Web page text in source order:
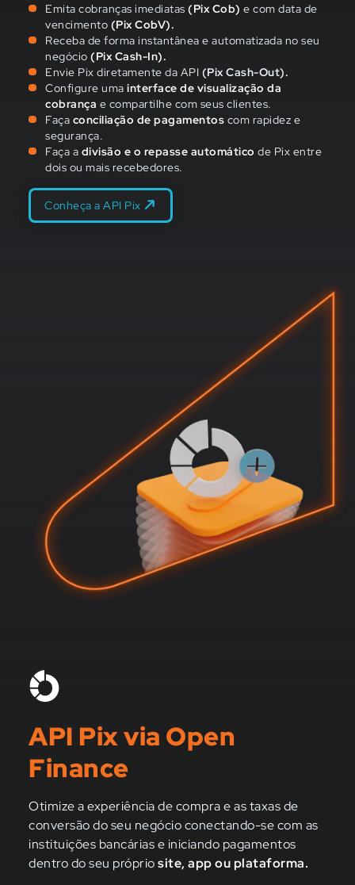
Emita cobranças imediatas (Pix Cob) e com data de
vencimento (Pix CobV).
Receba de forma instantânea e automatizada no seu
negócio (Pix Cash-In).
Envie Pix diretamente da API (Pix Cash-Out).
Configure uma interface de visualização da
cobrança e compartilhe com seus clientes.
Faça conciliação de pagamentos com rapidez e
segurança.
Faça a divisão e o repasse automático de Pix entre
dois ou mais recebedores.
Conheça a API Pix
API Pix via Open
Finance
Otimize a experiência de compra e as taxas de
conversão do seu negócio conectando-se com as
instituições bancárias e iniciando pagamentos
dentro do seu própriosite, app ou plataforma.